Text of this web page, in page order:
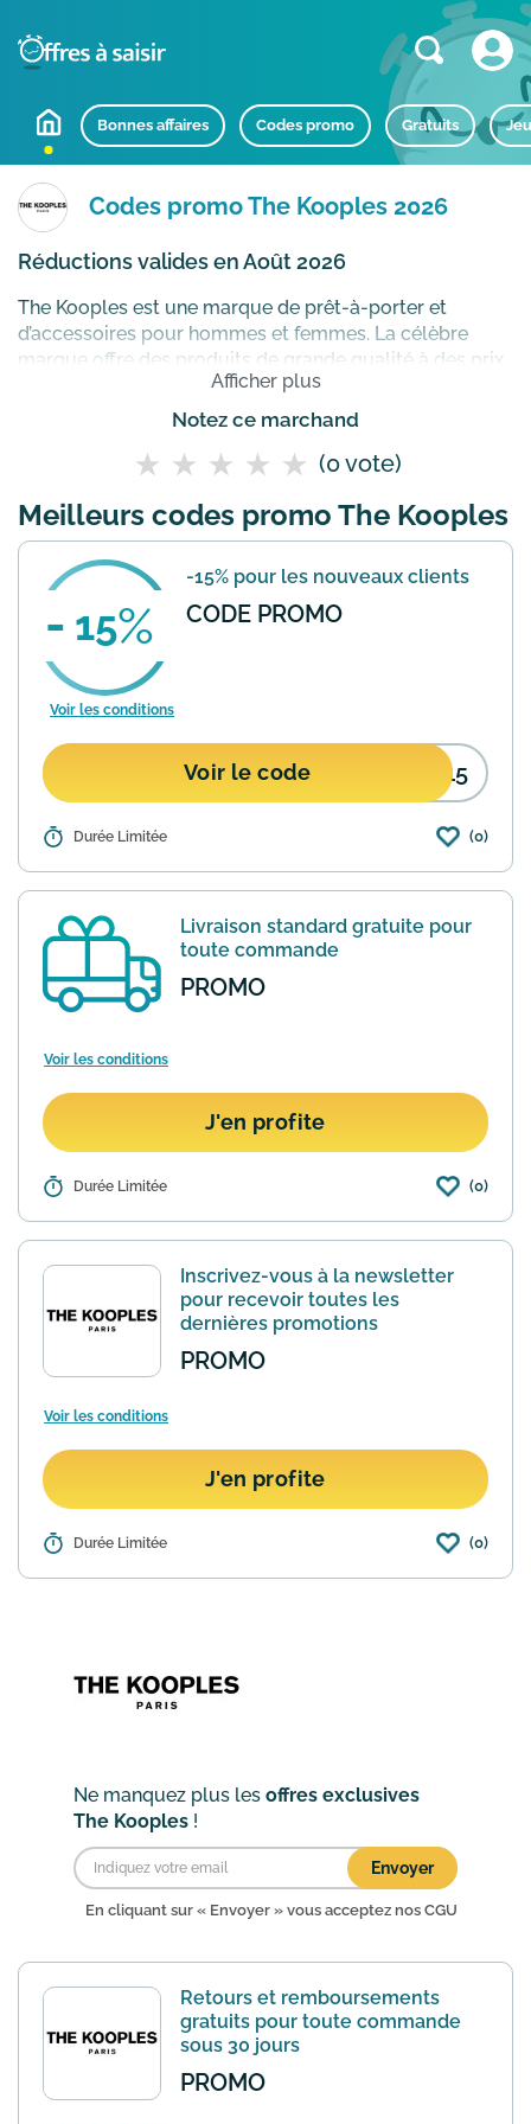
Bonnes affaires Codes promo Gratuits
Codes promo The Kooples 2026
Réductions valides en Août 2026
The Kooples est une marque de prêt-à-porter et
d’accessoires pour hommes et femmes. La célèbre
marque offre des produits de grande qualité à des prix
attractifs. Adoptez un look urbain, moderne et unique
grâce aux vêtements et accessoires de la marque.
Kooples pour chacune de ses collections.Comment
Afficher plus
Notez ce marchand
(0 vote)
Meilleurs codes promo The Kooples
15
-15% pour les nouveaux clients
CODE PROMO
Voir les conditions
Voir le code E15
Détails : En insérant ce code promotionnel,
première commande sur la totalité du
et/ou promotions.En savoir plus
Durée Limitée (0)
Livraison standard gratuite pour
toute commande
PROMO
Voir les conditions
J'en profite
Détails : La marque The Koople offre la livraison
jours pour toute commande. Remise
appliquée automatiquement au panier.
En savoir plus
Durée Limitée (0)
Inscrivez-vous à la newsletter
pour recevoir toutes les
dernières promotions
PROMO
Voir les conditions
J'en profite
Détails : Inscrivez-vous à la newsletter The
Durée Limitée (0)
Ne manquez plus les offres exclusives
The Kooples !
Envoyer
En cliquant sur « Envoyer » vous acceptez nos CGU
Retours et remboursements
gratuits pour toute commande
sous 30 jours
PROMO